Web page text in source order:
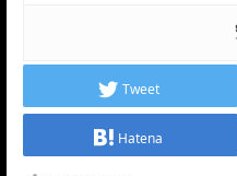
Tweet
Hatena